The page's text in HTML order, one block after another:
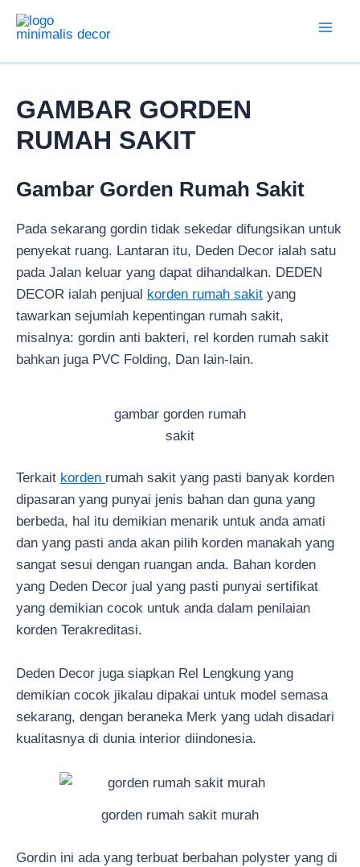
Lewati
GAMBAR GORDEN
RUMAH SAKIT
Gambar Gorden Rumah Sakit
Pada sekarang gordin tidak sekedar difungsikan untuk
penyekat ruang. Lantaran itu, Deden Decor ialah satu
pada Jalan keluar yang dapat dihandalkan. DEDEN
DECOR ialah penjual korden rumah sakit yang
tawarkan sejumlah kepentingan rumah sakit,
misalnya: gordin anti bakteri, rel korden rumah sakit
bahkan juga PVC Folding, Dan lain-lain.
gambar gorden rumah
sakit
Terkait korden rumah sakit yang pasti banyak korden
dipasaran yang punyai jenis bahan dan guna yang
berbeda, hal itu demikian menarik untuk anda amati
dan yang pasti anda akan pilih korden manakah yang
sangat sesui dengan ruangan anda. Bahan korden
yang Deden Decor jual yang pasti punyai sertifikat
yang demikian cocok untuk anda dalam penilaian
korden Terakreditasi.
Deden Decor juga siapkan Rel Lengkung yang
demikian cocok jikalau dipakai untuk model semasa
sekarang, dengan beraneka Merk yang udah disadari
kualitasnya di dunia interior diindonesia.
gorden rumah sakit murah
Gordin ini ada yang terbuat berbahan polyster yang di